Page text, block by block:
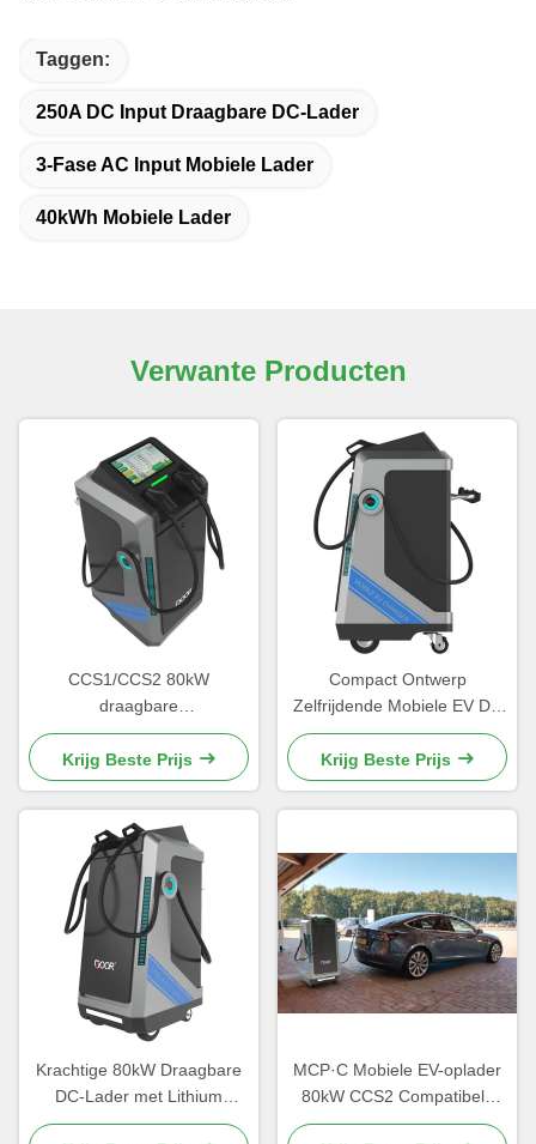
Taggen:
250A DC Input Draagbare DC-Lader
3-Fase AC Input Mobiele Lader
40kWh Mobiele Lader
Verwante Producten
CCS1/CCS2 80kW
draagbare
gelijkstroomoplader met
wielen OCPP compatibel
Outdoor Workshop Ready
250A DC Input
Krijg Beste Prijs
Compact Ontwerp
Zelfrijdende Mobiele EV DC
Snellaadstation 3-Fase AC
Ingang 40kWh Batterij
OCPP1.6 250A DC Uitgang
Krijg Beste Prijs
Krachtige 80kW Draagbare
DC-Lader met Lithium
Batterijplaat Metalen
MCP·C Mobiele EV-oplader
80kW CCS2 Compatibele
geïntegreerde batterij Smart